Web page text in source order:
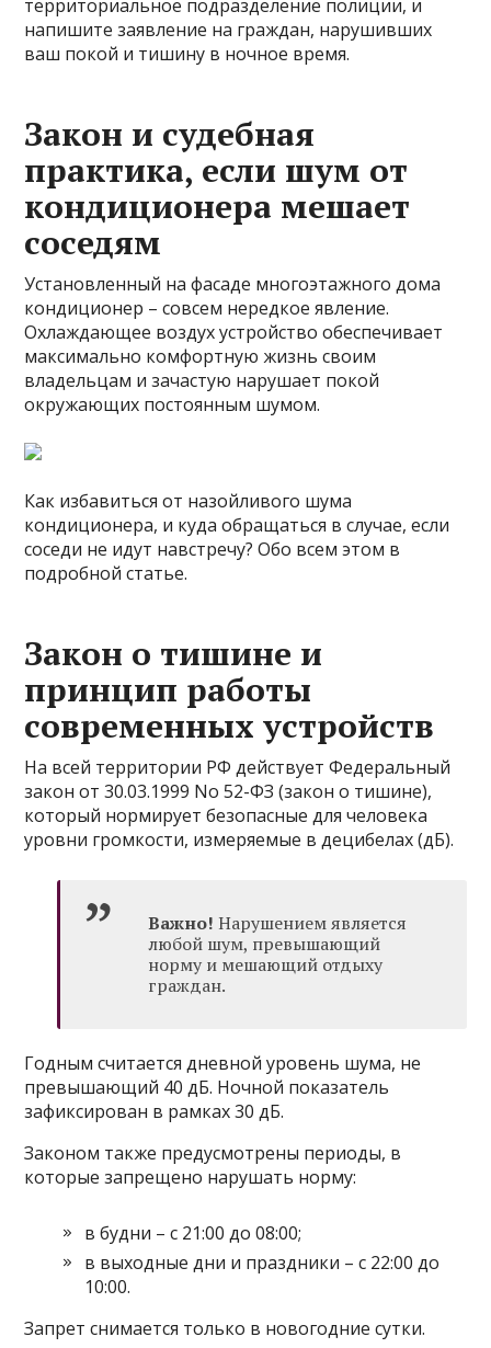
территориальное подразделение полиции, и
напишите заявление на граждан, нарушивших
ваш покой и тишину в ночное время.
Закон и судебная
практика, если шум от
кондиционера мешает
соседям
Установленный на фасаде многоэтажного дома
кондиционер – совсем нередкое явление.
Охлаждающее воздух устройство обеспечивает
максимально комфортную жизнь своим
владельцам и зачастую нарушает покой
окружающих постоянным шумом.
Как избавиться от назойливого шума
кондиционера, и куда обращаться в случае, если
соседи не идут навстречу? Обо всем этом в
подробной статье.
Закон о тишине и
принцип работы
современных устройств
На всей территории РФ действует Федеральный
закон от 30.03.1999 No 52-ФЗ (закон о тишине),
который нормирует безопасные для человека
уровни громкости, измеряемые в децибелах (дБ).
Важно! Нарушением является
любой шум, превышающий
норму и мешающий отдыху
граждан.
Годным считается дневной уровень шума, не
превышающий 40 дБ. Ночной показатель
зафиксирован в рамках 30 дБ.
Законом также предусмотрены периоды, в
которые запрещено нарушать норму:
в будни – с 21:00 до 08:00;
в выходные дни и праздники – с 22:00 до
10:00.
Запрет снимается только в новогодние сутки.